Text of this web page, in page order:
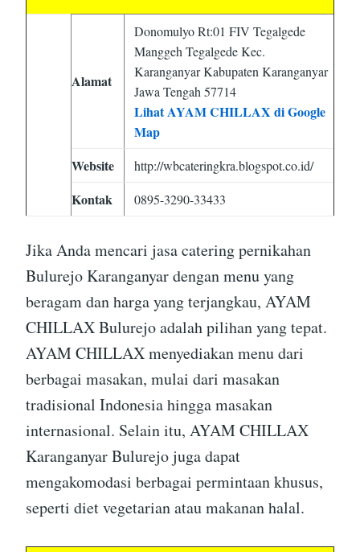
Alamat
Donomulyo Rt:01 FIV Tegalgede
Manggeh Tegalgede Kec.
Karanganyar Kabupaten Karanganyar
Jawa Tengah 57714
Lihat AYAM CHILLAX di Google
Map
Website
http://wbcateringkra.blogspot.co.id/
Kontak 0895-3290-33433
Jika Anda mencari jasa catering pernikahan
Bulurejo Karanganyar dengan menu yang
beragam dan harga yang terjangkau, AYAM
CHILLAX Bulurejo adalah pilihan yang tepat.
AYAM CHILLAX menyediakan menu dari
berbagai masakan, mulai dari masakan
tradisional Indonesia hingga masakan
internasional. Selain itu, AYAM CHILLAX
Karanganyar Bulurejo juga dapat
mengakomodasi berbagai permintaan khusus,
seperti diet vegetarian atau makanan halal.